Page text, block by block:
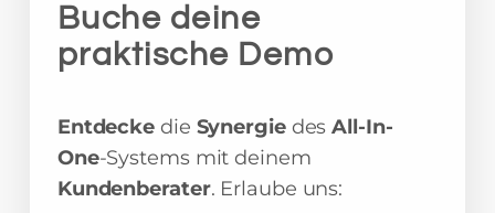
Buche deine
praktische Demo
Entdecke die SynergiedesAll-In-
One-Systems mit deinem
Kundenberater. Erlaube uns: